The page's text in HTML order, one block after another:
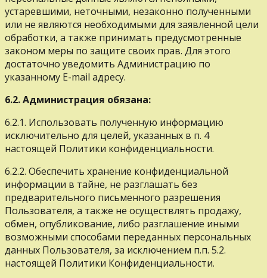
устаревшими, неточными, незаконно полученными
или не являются необходимыми для заявленной цели
обработки, а также принимать предусмотренные
законом меры по защите своих прав. Для этого
достаточно уведомить Администрацию по
указанному E-mail адресу.
6.2. Администрация обязана:
6.2.1. Использовать полученную информацию
исключительно для целей, указанных в п. 4
настоящей Политики конфиденциальности.
6.2.2. Обеспечить хранение конфиденциальной
информации в тайне, не разглашать без
предварительного письменного разрешения
Пользователя, а также не осуществлять продажу,
обмен, опубликование, либо разглашение иными
возможными способами переданных персональных
данных Пользователя, за исключением п.п. 5.2.
настоящей Политики Конфиденциальности.